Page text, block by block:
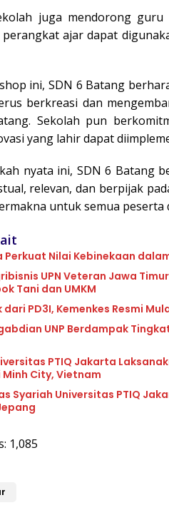
juga mendorong
ajar dapat
ini, SDN 6 Batang
berkreasi dan
Sekolah pun
yang lahir dapat
nyata ini, SDN 6 Batang
relevan, dan berpijak
untuk semua peserta
Perkuat Nilai Kebinekaan
UPN Veteran Jawa
Tani dan UMKM
dari PD3I, Kemenkes Resmi
UNP Berdampak
PTIQ Jakarta
Minh City, Vietnam
Syariah Universitas PTIQ
1,085